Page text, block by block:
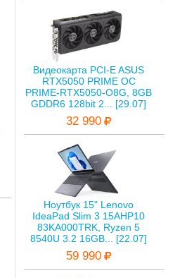
Видеокарта PCI-E ASUS
RTX5050 PRIME OC
PRIME-RTX5050-O8G, 8GB
GDDR6 128bit 2... [29.07]
32 990
Ноутбук 15" Lenovo
IdeaPad Slim 3 15AHP10
83KA000TRK, Ryzen 5
8540U 3.2 16GB... [22.07]
59 990